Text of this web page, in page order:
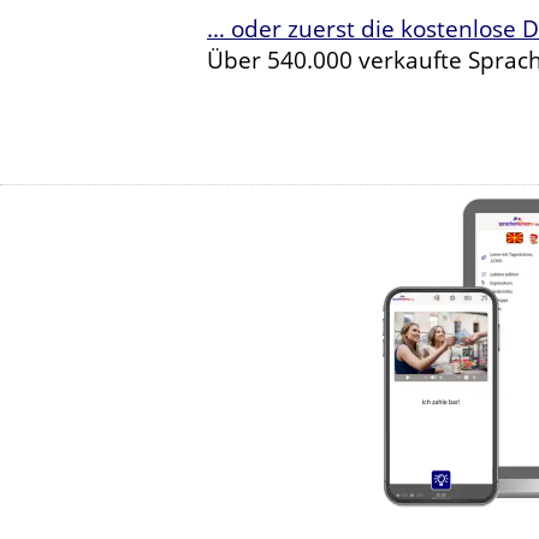
… oder zuerst die kostenlose
Über 540.000 verkaufte